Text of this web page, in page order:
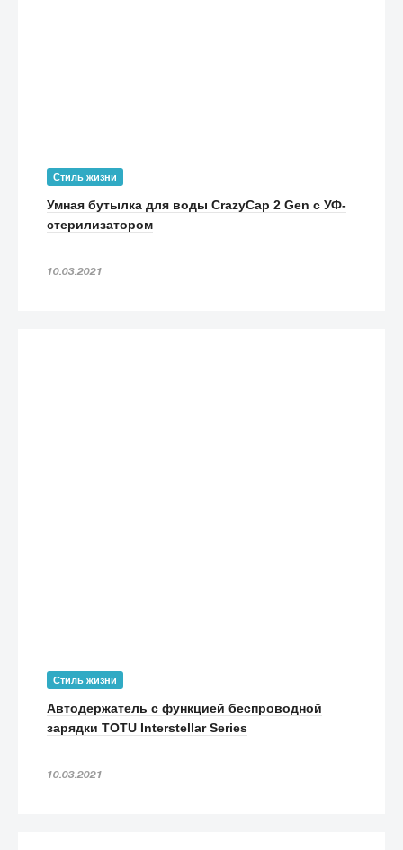
Стиль жизни
Умная бутылка для воды CrazyCap 2 Gen с УФ-
стерилизатором
10.03.2021
Стиль жизни
Автодержатель с функцией беспроводной
зарядки TOTU Interstellar Series
10.03.2021